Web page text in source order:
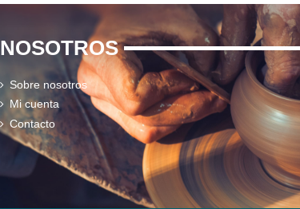
NOSOTROS
Sobre nosotros
Mi cuenta
Contacto